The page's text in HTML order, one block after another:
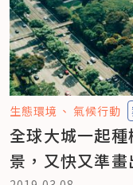
生態環境 氣候行動
全球大城一起
景，又快又準畫